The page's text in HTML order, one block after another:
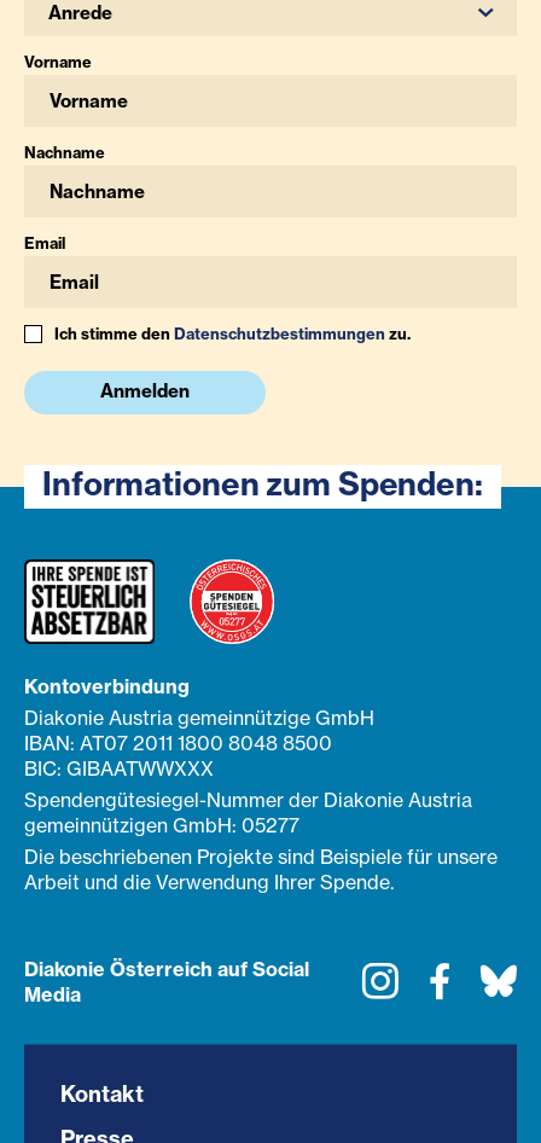
Anrede
Vorname
Nachname
Email
Ich stimme denDatenschutzbestimmungenzu.
Anmelden
Informationen zum Spenden:
Kontoverbindung
Diakonie Austria gemeinnützige GmbH
IBAN: AT07 2011 1800 8048 8500
BIC: GIBAATWWXXX
Spendengütesiegel-Nummer der Diakonie Austria
gemeinnützigen GmbH: 05277
Die beschriebenen Projekte sind Beispiele für unsere
Arbeit und die Verwendung Ihrer Spende.
Diakonie Österreich auf Social
Media
Instagram
Kontakt